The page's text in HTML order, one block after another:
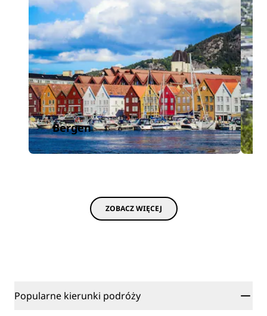
Bergen
ZOBACZ WIĘCEJ
Popularne kierunki podróży